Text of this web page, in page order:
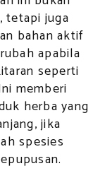
tetapi juga
bahan aktif
apabila
seperti
memberi
herba yang
jika
spesies